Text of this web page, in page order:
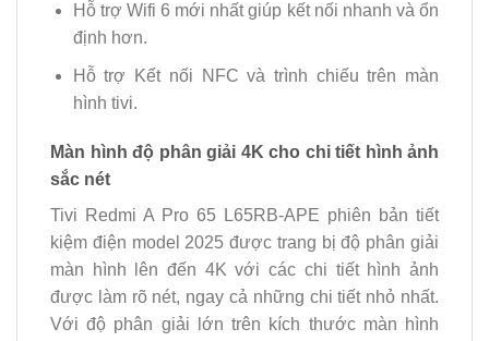
Hỗ trợ Wifi 6 mới nhất giúp kết nối nhanh và ổn
định hơn.
Hỗ trợ Kết nối NFC và trình chiếu trên màn
hình tivi.
Màn hình độ phân giải 4K cho chi tiết hình ảnh
sắc nét
Tivi Redmi A Pro 65 L65RB-APE phiên bản tiết
kiệm điện model 2025 được trang bị độ phân giải
màn hình lên đến 4K với các chi tiết hình ảnh
được làm rõ nét, ngay cả những chi tiết nhỏ nhất.
Với độ phân giải lớn trên kích thước màn hình